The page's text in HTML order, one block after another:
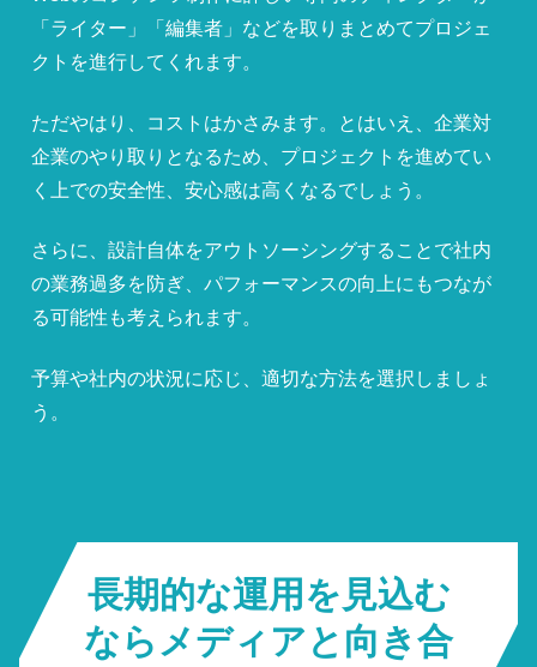
「ライター」「編集者」などを取りまとめてプロジェ
クトを進行してくれます。
ただやはり、コストはかさみます。とはいえ、企業対
企業のやり取りとなるため、プロジェクトを進めてい
く上での安全性、安心感は高くなるでしょう。
さらに、設計自体をアウトソーシングすることで社内
の業務過多を防ぎ、パフォーマンスの向上にもつなが
る可能性も考えられます。
予算や社内の状況に応じ、適切な方法を選択しましょ
う。
長期的な運用を見込む
ならメディアと向き合